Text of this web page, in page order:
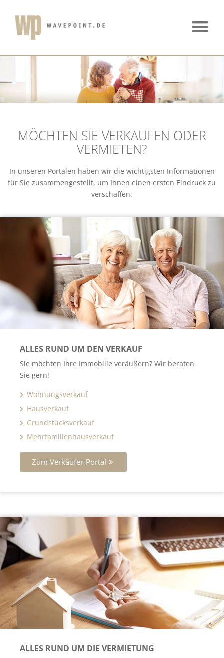
MÖCHTEN SIE VERKAUFEN ODER
VERMIETEN?
In unseren Portalen haben wir die wichtigsten Informationen
für Sie zusammengestellt, um Ihnen einen ersten Eindruck zu
verschaffen.
ALLES RUND UM DEN VERKAUF
Sie möchten Ihre Immobilie veräußern? Wir beraten
Sie gern!
Wohnungsverkauf
Hausverkauf
Grundstücksverkauf
Mehrfamilienhausverkauf
Zum Verkäufer-Portal
ALLES RUND UM DIE VERMIETUNG